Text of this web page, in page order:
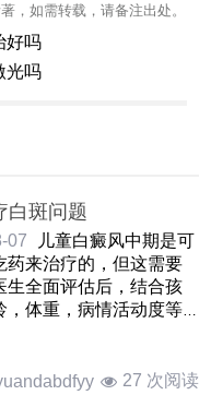
，如需转载，请备注出处。
好吗
光吗
白斑问题
07
儿童白癜风中期是可
药来治疗的，但这需要
生全面评估后，结合孩
，体重，病情活动度等
27 次阅读